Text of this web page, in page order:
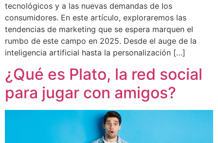
tecnológicos y a las nuevas demandas de los
consumidores. En este artículo, exploraremos las
tendencias de marketing que se espera marquen el
rumbo de este campo en 2025. Desde el auge de la
inteligencia artificial hasta la personalización […]
¿Qué es Plato, la red social
para jugar con amigos?